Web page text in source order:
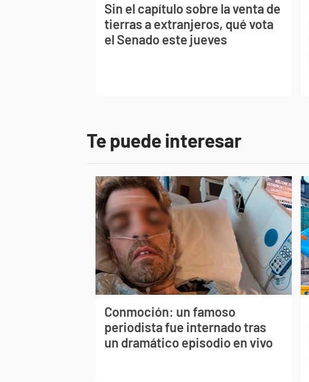
Sin el capítulo sobre la venta de
tierras a extranjeros, qué vota
el Senado este jueves
Te puede interesar
Conmoción: un famoso
periodista fue internado tras
un dramático episodio en vivo